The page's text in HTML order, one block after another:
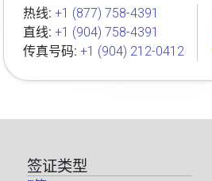
热线: +1 (877) 758-4391
直线: +1 (904) 758-4391
传真号码: +1 (904) 212-0412
签证类型